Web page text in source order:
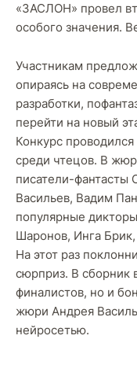
«ЗАСЛОН» провел
особого значения.
Участникам
опираясь на
разработки,
перейти на новый
Конкурс
среди чтецов. В
писатели-фантасты
Васильев, Вадим
популярные
Шаронов, Инга
На этот раз
сюрприз. В сборник
финалистов, но и
жюри Андрея
нейросетью.